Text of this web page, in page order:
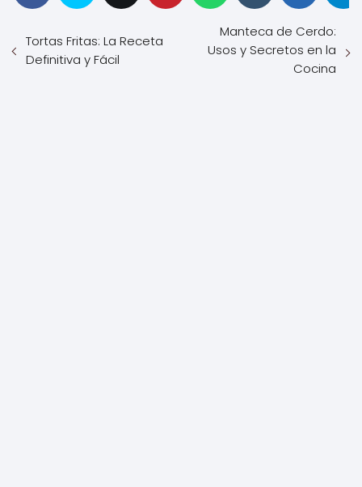
Tortas Fritas: La Receta
Definitiva y Fácil
Manteca de Cerdo:
Usos y Secretos en la
Cocina